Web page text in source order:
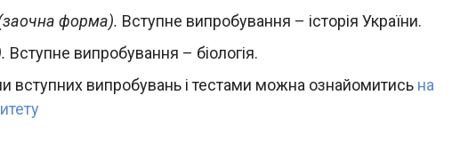
форма). Вступне випробування – історія України.
Вступне випробування – біологія.
вступних випробувань і тестами можна ознайомитись на